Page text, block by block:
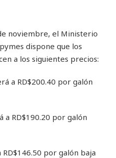
noviembre, el Ministerio
dispone que los
a los siguientes precios:
a RD$200.40 por galón
a RD$190.20 por galón
por galón baja